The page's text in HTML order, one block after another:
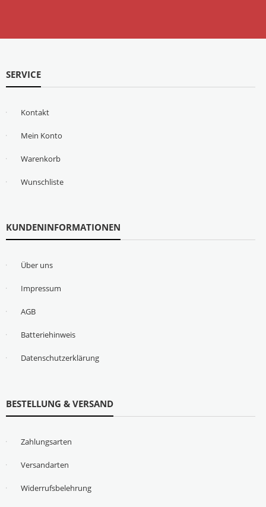
SERVICE
Kontakt
Mein Konto
Warenkorb
Wunschliste
KUNDENINFORMATIONEN
Über uns
Impressum
AGB
Batteriehinweis
Datenschutzerklärung
BESTELLUNG & VERSAND
Zahlungsarten
Versandarten
Widerrufsbelehrung